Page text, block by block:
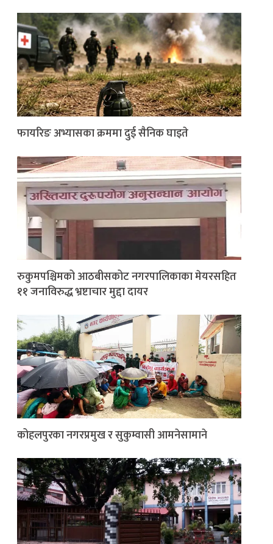
फायरिङ अभ्यासका क्रममा दुई सैनिक घाइते
रुकुमपश्चिमको आठबीसकोट नगरपालिकाका मेयरसहित
११ जनाविरुद्ध भ्रष्टाचार मुद्दा दायर
कोहलपुरका नगरप्रमुख र सुकुम्वासी आमनेसामाने